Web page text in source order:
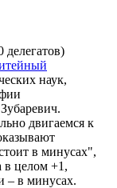
наук,
двигаемся к
в минусах",
в целом +1,
– в минусах.